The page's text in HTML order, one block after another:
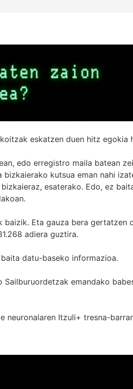
eskatzen duen hitz egokia
edo erregistro maila batean
kutsua eman nahi
bizkaieraz, esaterako. Edo, ez
Eta gauza bera gertatzen
adiera guztira.
datu-baseko informazioa.
emandako
neuronalaren Itzuli+ tresna-